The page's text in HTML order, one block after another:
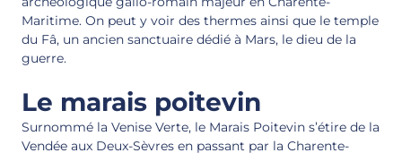
Maritime. On peut y voir des thermes ainsi que le temple
du Fâ, un ancien sanctuaire dédié à Mars, le dieu de la
guerre.
Le marais poitevin
Surnommé la Venise Verte, le Marais Poitevin s’étire de la
Vendée aux Deux-Sèvres en passant par la Charente-